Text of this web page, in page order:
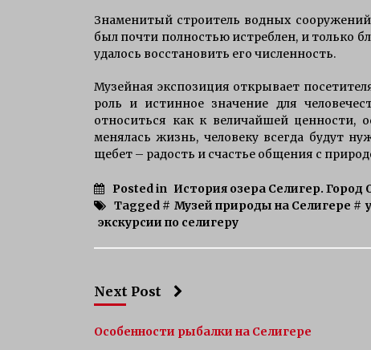
Знаменитый строитель водных
был почти полностью истреблен, и только
удалось восстановить его численность.
Музейная экспозиция открывает
роль и истинное значение для
относиться как к величайшей
менялась жизнь, человеку всегда будут
щебет – радость и счастье общения с
Posted in История озера Селигер. Город
Tagged # Музей природы на Селигере #
экскурсии по селигеру
Next Post
Особенности рыбалки на Селигере